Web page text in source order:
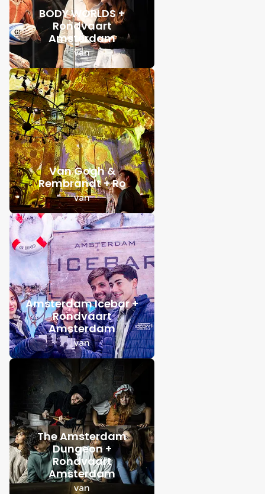
BODY WORLDS +
Rondvaart
Amsterdam
van
Van Gogh &
Rembrandt + Ro
van
Amsterdam Icebar +
Rondvaart
Amsterdam
van
The Amsterdam
Dungeon +
Rondvaart
Amsterdam
van